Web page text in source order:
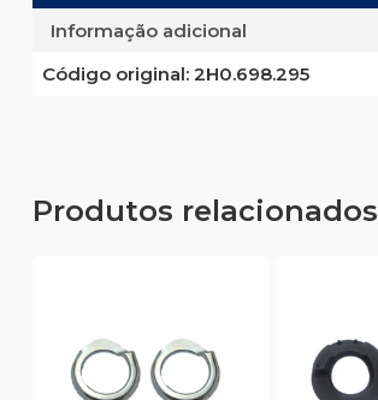
Informação adicional
Código original:2H0.698.295
Produtos relacionados